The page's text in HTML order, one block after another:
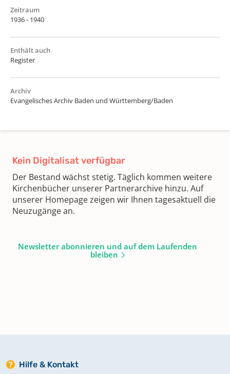
Zeitraum
1936 - 1940
Enthält auch
Register
Archiv
Evangelisches Archiv Baden und Württemberg/Baden
Kein Digitalisat verfügbar
Der Bestand wächst stetig. Täglich kommen weitere
Kirchenbücher unserer Partnerarchive hinzu. Auf
unserer Homepage zeigen wir Ihnen tagesaktuell die
Neuzugänge an.
Newsletter abonnieren und auf dem Laufenden
bleiben
Hilfe & Kontakt